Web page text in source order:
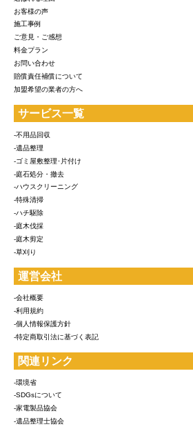
お客様の声
施工事例
ご意見・ご感想
料金プラン
お問い合わせ
賠償責任補償について
加盟希望の業者の方へ
サービス一覧
-不用品回収
-遺品整理
-ゴミ屋敷整理･片付け
-庭石処分・撤去
-ハウスクリーニング
-特殊清掃
-ハチ駆除
-庭木伐採
-庭木剪定
-草刈り
運営会社
-会社概要
-利用規約
-個人情報保護方針
-特定商取引法に基づく表記
関連リンク
-環境省
-SDGsについて
-家電製品協会
-遺品整理士協会